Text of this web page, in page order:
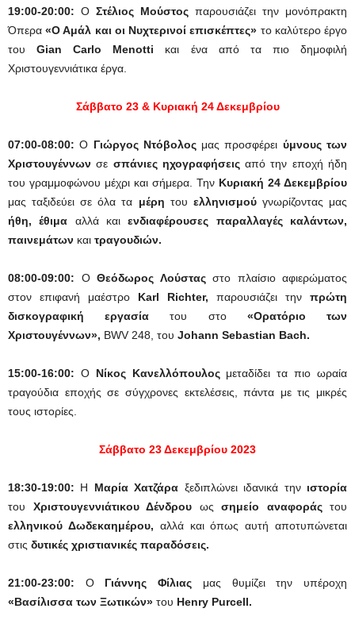
19:00-20:00: Ο Στέλιος Μούστος παρουσιάζει την μονόπρακτη
Όπερα«Ο Αμάλ και οι Νυχτερινοί επισκέπτες» το καλύτερο έργο
τουGian Carlo Menotti και ένα από τα πιο δημοφιλή
Χριστουγεννιάτικα έργα.
Σάββατο 23 & Κυριακή 24 Δεκεμβρίου
07:00-08:00:O Γιώργος Ντόβολοςμας προσφέρει ύμνους των
Χριστουγέννων σε σπάνιες ηχογραφήσειςαπό την εποχή ήδη
του γραμμοφώνου μέχρι και σήμερα. Την Κυριακή 24 Δεκεμβρίου
μας ταξιδεύει σε όλα τα μέρη του ελληνισμούγνωρίζοντας μας
ήθη, έθιμα αλλά καιενδιαφέρουσες παραλλαγές καλάντων,
παινεμάτων και τραγουδιών.
08:00-09:00: Ο Θεόδωρος Λούσταςστο πλαίσιο αφιερώματος
στον επιφανή μαέστρο Karl Richter, παρουσιάζει την πρώτη
δισκογραφική εργασία του στο «Ορατόριο των
Χριστουγέννων», BWV 248, του Johann Sebastian Bach.
15:00-16:00: Ο Νίκος Κανελλόπουλοςμεταδίδει τα πιο ωραία
τραγούδια εποχής σε σύγχρονες εκτελέσεις, πάντα με τις μικρές
τους ιστορίες.
Σάββατο 23 Δεκεμβρίου 2023
18:30-19:00: H Μαρία Χατζάρα ξεδιπλώνει ιδανικά την ιστορία
του Χριστουγεννιάτικου Δένδρου ως σημείο αναφοράςτου
ελληνικού Δωδεκαημέρου, αλλά και όπως αυτή αποτυπώνεται
στις δυτικές χριστιανικές παραδόσεις.
21:00-23:00: Ο Γιάννης Φίλιας μας θυμίζει την υπέροχη
«Βασίλισσα των Ξωτικών» του Henry Purcell.